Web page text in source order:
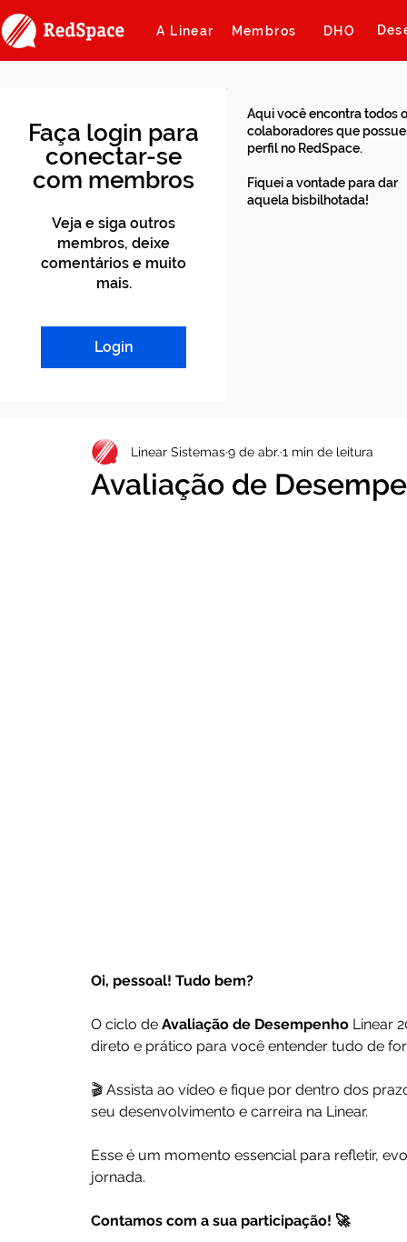
A Linear Membros DHO
Faça login para
conectar-se
com membros
Veja e siga outros
membros, deixe
comentários e muito
mais.
Login
Aqui você encontra todos
colaboradores que
perfil no RedSpace.
Fiquei a vontade para dar
aquela bisbilhotada!
Avaliação de
Linear Sistemas9 de abr. 1 min de leitura
Oi, pessoal! Tudo bem?
O ciclo de Avaliação de Desempenho Linear
direto e prático para você entender tudo de
🎬 Assista ao vídeo e fique por dentro dos
seu desenvolvimento e carreira na Linear.
Esse é um momento essencial para refletir,
jornada.
Contamos com a sua participação! 🚀